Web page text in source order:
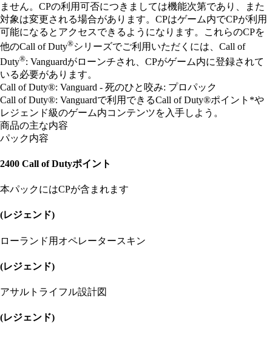
ません。CPの利用可否につきましては機能次第であり、また
対象は変更される場合があります。CPはゲーム内でCPが利用
可能になるとアクセスできるようになります。これらのCPを
他のCall of Duty®シリーズでご利用いただくには、Call of
Duty®: Vanguardがローンチされ、CPがゲーム内に登録されて
いる必要があります。
Call of Duty®: Vanguard - 死のひと咬み: プロパック
Call of Duty®: Vanguardで利用できるCall of Duty®ポイント*や
レジェンド級のゲーム内コンテンツを入手しよう。
商品の主な内容
パック内容
2400 Call of Dutyポイント
本パックにはCPが含まれます
(レジェンド)
ローランド用オペレータースキン
(レジェンド)
アサルトライフル設計図
(レジェンド)